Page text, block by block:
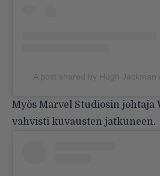
A post shared by Hugh Jackman
Myös Marvel Studiosin johtaja
vahvisti kuvausten jatkuneen.